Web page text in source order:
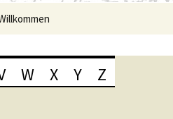
W X Y Z